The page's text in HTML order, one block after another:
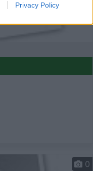
Privacy Policy
0